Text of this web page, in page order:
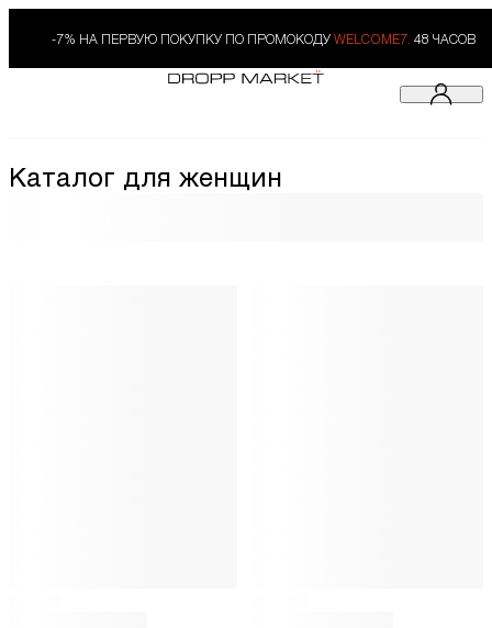
-7% НА ПЕРВУЮ ПОКУПКУ ПО ПРОМОКОДУ WELCOME7. 48 ЧАСОВ
Каталог для женщин